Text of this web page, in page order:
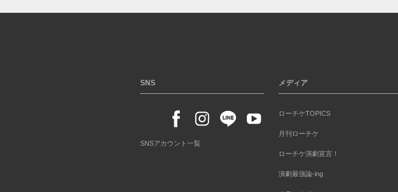
SNS
SNSアカウント一覧
メディア
ローチケTOPICS
月刊ローチケ
ローチケ演劇宣言！
演劇最強論-ing